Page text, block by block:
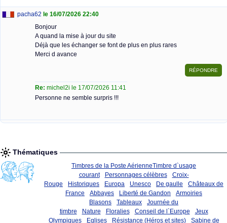
pacha62 le 16/07/2026 22:40
Bonjour
A quand la mise à jour du site
Déjà que les échanger se font de plus en plus rares
Merci d avance
Re: michel2i le 17/07/2026 11:41
Personne ne semble surpris !!!
Thématiques
Timbres de la Poste AérienneTimbre d`usage
courant
Personnages célèbres
Croix-
Rouge
Historiques Europa Unesco De gaulle
Châteaux de
France
Abbayes Liberté de Gandon
Armoiries
Blasons
Tableaux
Journée du
timbre
Nature Floralies Conseil de l`Europe
Jeux
Olympiques
Eglises Résistance (Héros et sites)
Sabine de